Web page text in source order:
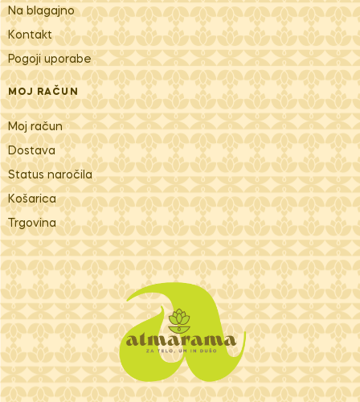
Na blagajno
Kontakt
Pogoji uporabe
MOJ RAČUN
Moj račun
Dostava
Status naročila
Košarica
Trgovina